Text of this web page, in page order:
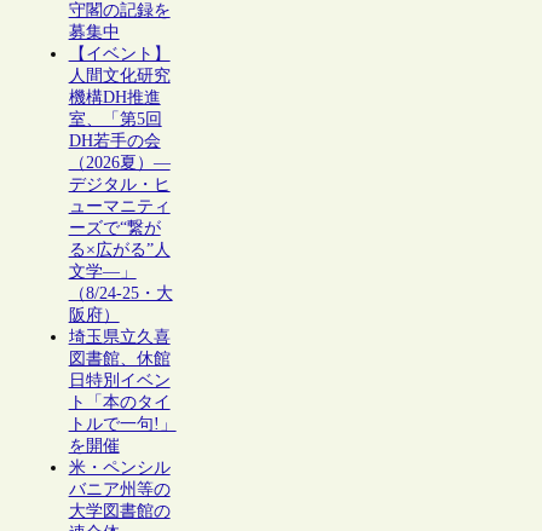
守閣の記録を
募集中
【イベント】
人間文化研究
機構DH推進
室、「第5回
DH若手の会
（2026夏）―
デジタル・ヒ
ューマニティ
ーズで“繋が
る×広がる”人
文学―」
（8/24-25・大
阪府）
埼玉県立久喜
図書館、休館
日特別イベン
ト「本のタイ
トルで一句!」
を開催
米・ペンシル
バニア州等の
大学図書館の